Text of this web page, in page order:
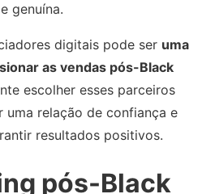
genuína.
digitais pode ser uma
as vendas pós-Black
escolher esses parceiros
uma relação de confiança e
resultados positivos.
pós-Black